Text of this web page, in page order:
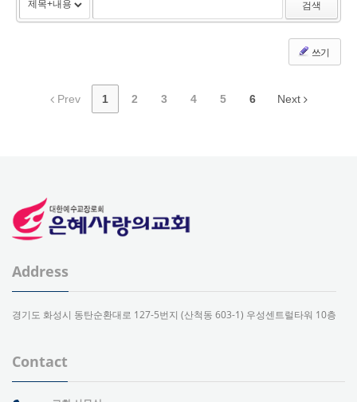
검색
쓰기
Prev 1 2 3 4 5 6 Next
Address
경기도 화성시 동탄순환대로 127-5번지 (산척동 603-1) 우성센트럴타워 10층
Contact